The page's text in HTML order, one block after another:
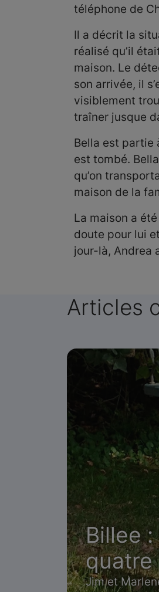
téléphone de
Il a décrit la
réalisé qu’il
maison. Le
son arrivée, il
visiblement
traîner jusque
Bella est partie
est tombé.
qu’on
maison de la
La maison a
doute pour lui
jour-là, Andrea
Articles
Billee :
quatre
Jim et